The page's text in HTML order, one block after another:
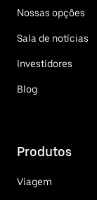
Nossas opções
Sala de notícias
Investidores
Blog
Produtos
Viagem